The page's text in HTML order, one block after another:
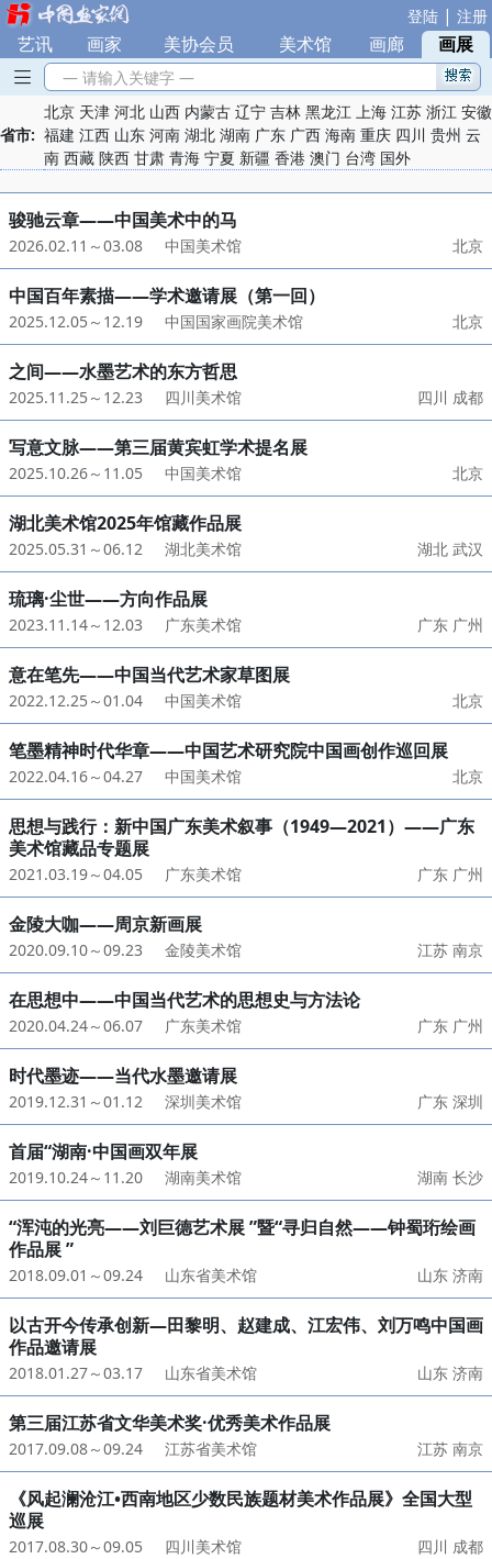
登陆 | 注册
艺讯 画家 美协会员 美术馆 画廊 | 画展
— 请输入关键字 —
省市:
北京 天津 河北 山西 内蒙古 辽宁 吉林 黑龙江 上海 江苏 浙江 安徽
福建 江西 山东 河南 湖北 湖南 广东 广西 海南 重庆 四川 贵州 云
南 西藏 陕西 甘肃 青海 宁夏 新疆 香港 澳门 台湾 国外
骏驰云章——中国美术中的马
北京
2026.02.11～03.08 中国美术馆
中国百年素描——学术邀请展（第一回）
北京
2025.12.05～12.19 中国国家画院美术馆
之间——水墨艺术的东方哲思
四川 成都
2025.11.25～12.23 四川美术馆
写意文脉——第三届黄宾虹学术提名展
北京
2025.10.26～11.05 中国美术馆
湖北美术馆2025年馆藏作品展
湖北 武汉
2025.05.31～06.12 湖北美术馆
琉璃·尘世——方向作品展
广东 广州
2023.11.14～12.03 广东美术馆
意在笔先——中国当代艺术家草图展
北京
2022.12.25～01.04 中国美术馆
笔墨精神时代华章——中国艺术研究院中国画创作巡回展
北京
2022.04.16～04.27 中国美术馆
思想与践行：新中国广东美术叙事（1949—2021）——广东
美术馆藏品专题展
广东 广州
2021.03.19～04.05 广东美术馆
金陵大咖——周京新画展
江苏 南京
2020.09.10～09.23 金陵美术馆
在思想中——中国当代艺术的思想史与方法论
广东 广州
2020.04.24～06.07 广东美术馆
时代墨迹——当代水墨邀请展
广东 深圳
2019.12.31～01.12 深圳美术馆
首届“湖南·中国画双年展
湖南 长沙
2019.10.24～11.20 湖南美术馆
“浑沌的光亮——刘巨德艺术展 ”暨“寻归自然——钟蜀珩绘画
作品展 ”
山东 济南
2018.09.01～09.24 山东省美术馆
以古开今传承创新—田黎明、赵建成、江宏伟、刘万鸣中国画
作品邀请展
山东 济南
2018.01.27～03.17 山东省美术馆
第三届江苏省文华美术奖·优秀美术作品展
江苏 南京
2017.09.08～09.24 江苏省美术馆
《风起澜沧江•西南地区少数民族题材美术作品展》全国大型
巡展
四川 成都
2017.08.30～09.05 四川美术馆